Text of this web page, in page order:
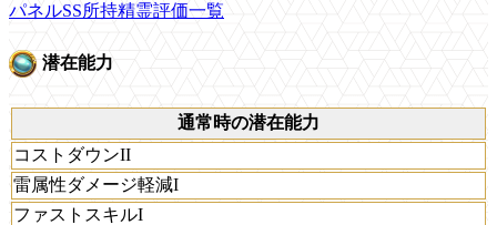
パネルSS所持精霊評価一覧
潜在能力
通常時の潜在能力
コストダウンII
雷属性ダメージ軽減I
ファストスキルI